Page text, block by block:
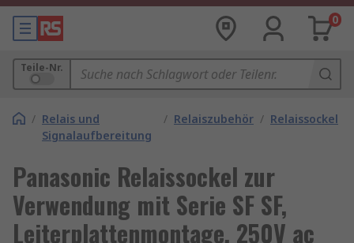
0
Teile-Nr.
/ Relais und
Signalaufbereitung
/ Relaiszubehör / Relaissockel
Panasonic Relaissockel zur
Verwendung mit Serie SF SF,
Leiterplattenmontage, 250V ac